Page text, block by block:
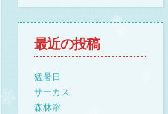
最近の投稿
猛暑日
サーカス
森林浴